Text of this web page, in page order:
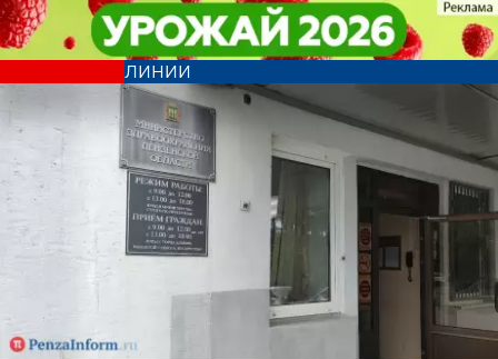
Жалобы пензенцев на питание в
больницах примут на горячей
линии
Общество Жалобы пензенцев на питание в
больницах примут на горячей
линии
Общество
Другие новости по
теме
Погода и курсы
валют в Пензе